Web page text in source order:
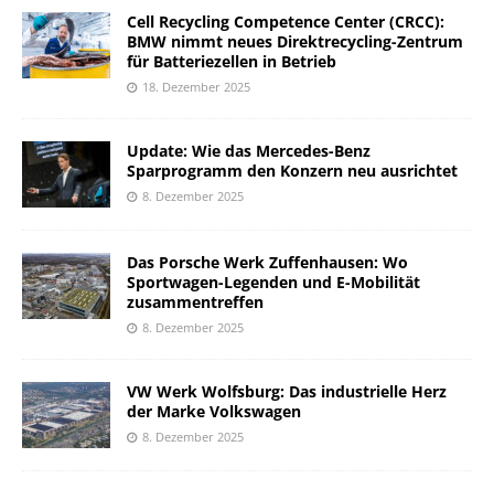
Cell Recycling Competence Center (CRCC):
BMW nimmt neues Direktrecycling-Zentrum
für Batteriezellen in Betrieb
18. Dezember 2025
Update: Wie das Mercedes-Benz
Sparprogramm den Konzern neu ausrichtet
8. Dezember 2025
Das Porsche Werk Zuffenhausen: Wo
Sportwagen-Legenden und E-Mobilität
zusammentreffen
8. Dezember 2025
VW Werk Wolfsburg: Das industrielle Herz
der Marke Volkswagen
8. Dezember 2025